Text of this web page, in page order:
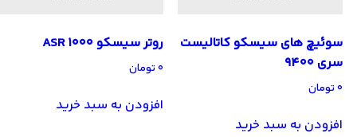
سوئیچ های سیسکو کاتالیست
سری 9400
تومان
افزودن به سبد خرید
روتر سیسکو ASR 1000
تومان
افزودن به سبد خرید